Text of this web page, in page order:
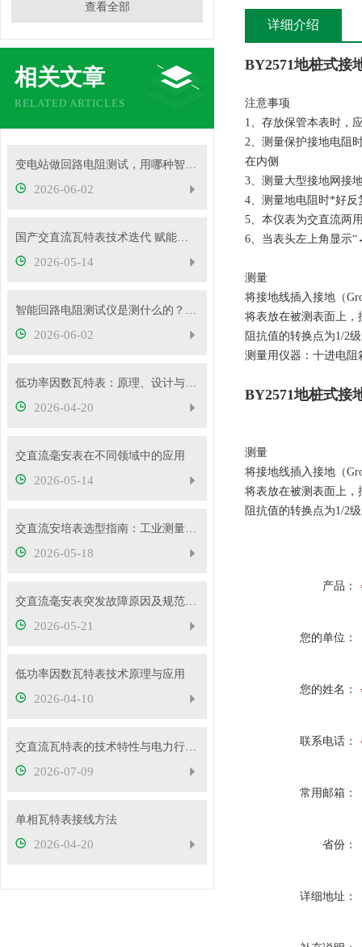
查看全部
相关文章
RELATED ARTICLES
变电站做回路电阻测试，用哪种智能测试仪更靠谱？
2026-06-02
国产交直流瓦特表技术迭代 赋能电力精准计量与能效管理
2026-05-14
智能回路电阻测试仪是测什么的？主要用途有哪些？
2026-06-02
低功率因数瓦特表：原理、设计与应用
2026-04-20
交直流毫安表在不同领域中的应用
2026-05-14
交直流安培表选型指南：工业测量如何选对型号
2026-05-18
交直流毫安表突发故障原因及规范处理流程
2026-05-21
低功率因数瓦特表技术原理与应用
2026-04-10
交直流瓦特表的技术特性与电力行业应用实践
2026-07-09
单相瓦特表接线方法
2026-04-20
详细介绍
BY2571地桩式接
注意事项
1、存放保管本表时，
2、测量保护接地电阻
在内侧
3、测量大型接地网接
4、测量地电阻时*好反
5、本仪表为交直流两
6、当表头左上角显示
测量
将接地线插入接地（
将表放在被测表面上
阻抗值的转换点为1/2
测量用仪器：十进电阻
BY2571地桩式接
测量
将接地线插入接地（
将表放在被测表面上
阻抗值的转换点为1/2
产品：
您的单位：
您的姓名：
联系电话：
常用邮箱：
省份：
详细地址：